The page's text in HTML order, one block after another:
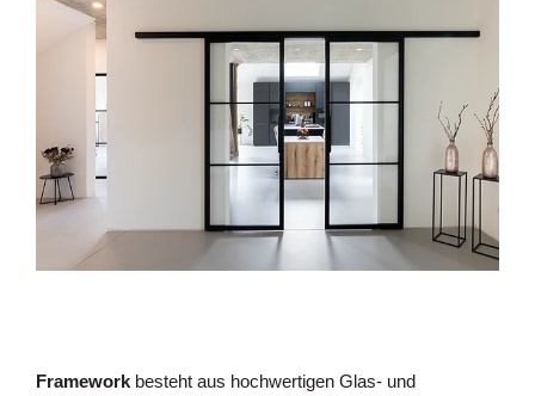
Framework besteht aus hochwertigen Glas- und